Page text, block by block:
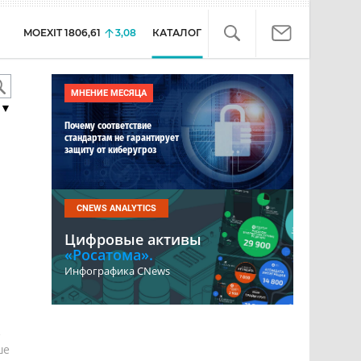
MOEXIT 1806,61 3,08 КАТАЛОГ
МНЕНИЕ МЕСЯЦА
Почему соответствие
стандартам не гарантирует
защиту от киберугроз
CNEWS ANALYTICS
Цифровые активы
«Росатома».
Инфографика CNews